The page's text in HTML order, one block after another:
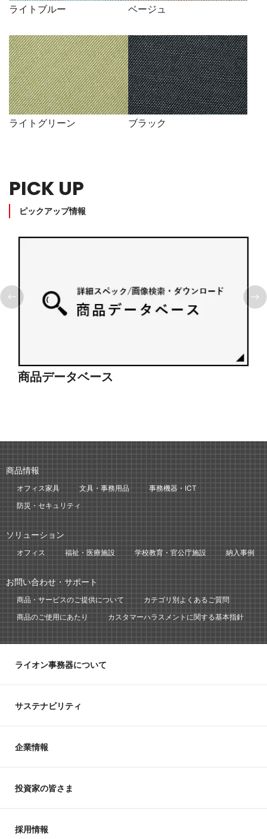
ライトブルー ベージュ
ライトグリーン ブラック
PICK UP
ピックアップ情報
商品データベース
商品情報
オフィス家具 文具・事務用品
事務機器・ICT
防災・セキュリティ
ソリューション
オフィス 福祉・医療施設 学校教育・官公庁施設 納入事例
お問い合わせ・サポート
商品・サービスのご提供について
カテゴリ別よくあるご質問
商品のご使用にあたり
カスタマーハラスメントに関する基本指針
ライオン事務器について
サステナビリティ
企業情報
投資家の皆さま
採用情報